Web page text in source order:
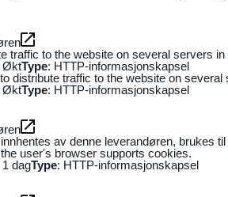
traffic to the website on several servers
ØktType: HTTP-informasjonskapsel
distribute traffic to the website on
ØktType: HTTP-informasjonskapsel
av denne leverandøren, brukes
user's browser supports cookies.
1 dagType: HTTP-informasjonskapsel